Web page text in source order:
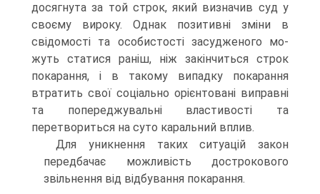
досягнута за той строк, який визначив суд у
своєму вироку. Однак позитивні зміни в
свідомості та особистості засудженого мо­
жуть статися раніш, ніж закінчиться строк
покарання, і в такому ви­падку покарання
втратить свої соціально орієнтовані виправні
та попереджувальні властивості та
перетвориться на суто каральний вплив.
Для уникнення таких ситуацій закон
передбачає можливість до­строкового
звільнення від відбування покарання.